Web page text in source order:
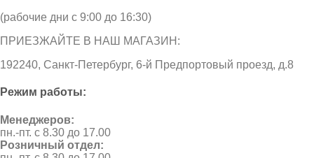
(рабочие дни с 9:00 до 16:30)
ПРИЕЗЖАЙТЕ В НАШ МАГАЗИН:
192240, Санкт-Петербург, 6-й Предпортовый проезд, д.8
Режим работы:
Менеджеров:
пн.-пт. с 8.30 до 17.00
Розничный отдел: